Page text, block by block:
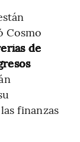
Cosmo
de
finanzas